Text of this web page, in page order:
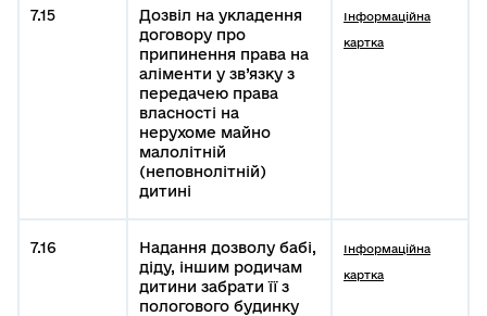
7.15
Дозвіл на укладення
договору про
припинення права на
аліменти у зв’язку з
передачею права
власності на
нерухоме майно
малолітній
(неповнолітній)
дитині
Інформаційна
картка
7.16
Надання дозволу бабі,
діду, іншим родичам
дитини забрати її з
пологового будинку
Інформаційна
картка